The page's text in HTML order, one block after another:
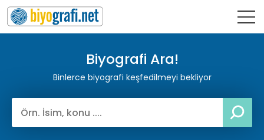
Biyografi Ara!
Binlerce biyografi keşfedilmeyi bekliyor